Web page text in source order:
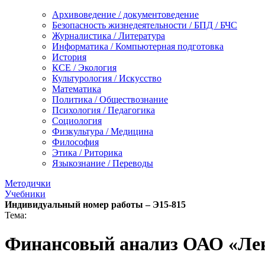
Архивоведение / документоведение
Безопасность жизнедеятельности / БПД / БЧС
Журналистика / Литература
Информатика / Компьютерная подготовка
История
КСЕ / Экология
Культурология / Искусство
Математика
Политика / Обществознание
Психология / Педагогика
Социология
Физкультура / Медицина
Философия
Этика / Риторика
Языкознание / Переводы
Методички
Учебники
Индивидуальный номер работы – Э15-815
Тема:
Финансовый анализ ОАО